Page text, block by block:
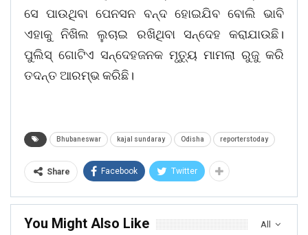
ସେ ପାଉଥିବା ପେନସନ ବନ୍ଦ ହୋଇଯିବ ବୋଲି ଭାବି
ଏହାକୁ ନିଖିଲ ଲୁଚାଇ ରଖିଥିବା ସନ୍ଦେହ କରାଯାଉଛି।
ପୁଲିସ୍ ଗୋଟିଏ ସନ୍ଦେହଜନକ ମୃତ୍ୟୁ ମାମଲା ରୁଜୁ କରି
ତଦନ୍ତ ଆରମ୍ଭ କରିଛି।
Bhubaneswar kajal sundaray Odisha reporterstoday
Share Facebook Twitter
All
You Might Also Like